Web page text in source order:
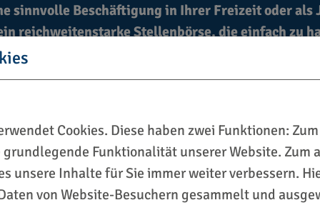
sinnvolle Beschäftigung in Ihrer Freizeit oder als
reichweitenstarke Stellenbörse, die einfach zu
„Bronze-Anzeigen“ sogar kostenfrei
für Ihre Suche! Bei Fragen stehen wir gerne zur
Cookies. Diese haben zwei Funktionen:
Funktionalität unserer Website. Zum
unsere Inhalte für Sie immer weiter verbessern.
von Website-Besuchern gesammelt und